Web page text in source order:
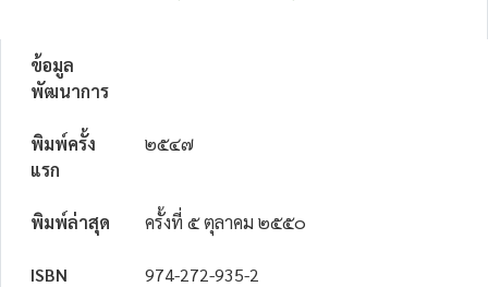
ข้อมูล
พัฒนาการ
พิมพ์ครั้ง
แรก
๒๕๔๗
พิมพ์ล่าสุด ครั้งที่ ๕ ตุลาคม ๒๕๕๐
ISBN 974-272-935-2